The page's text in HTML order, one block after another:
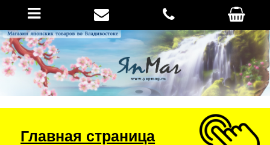
Главная страница